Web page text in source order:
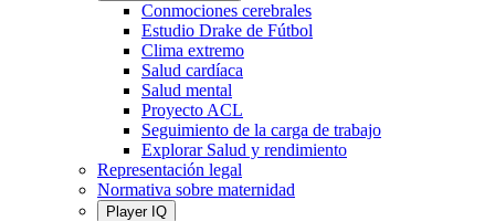
Conmociones cerebrales
Estudio Drake de Fútbol
Clima extremo
Salud cardíaca
Salud mental
Proyecto ACL
Seguimiento de la carga de trabajo
Explorar Salud y rendimiento
Representación legal
Normativa sobre maternidad
Player IQ